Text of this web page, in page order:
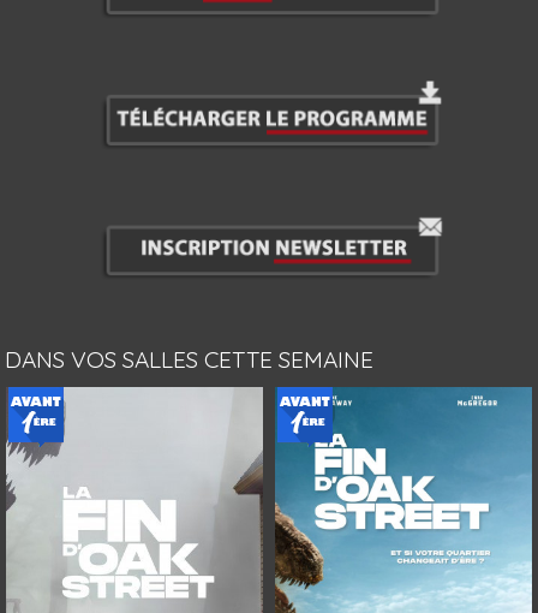
DANS VOS SALLES CETTE SEMAINE